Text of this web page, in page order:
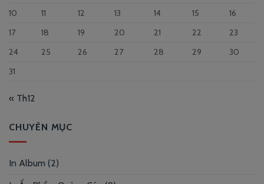
10
11 12 13 14 15
16
17
18 19 20 21 22
23
24
25 26 27 28 29
30
31
« Th12
CHUYÊN MỤC
In Album (2)